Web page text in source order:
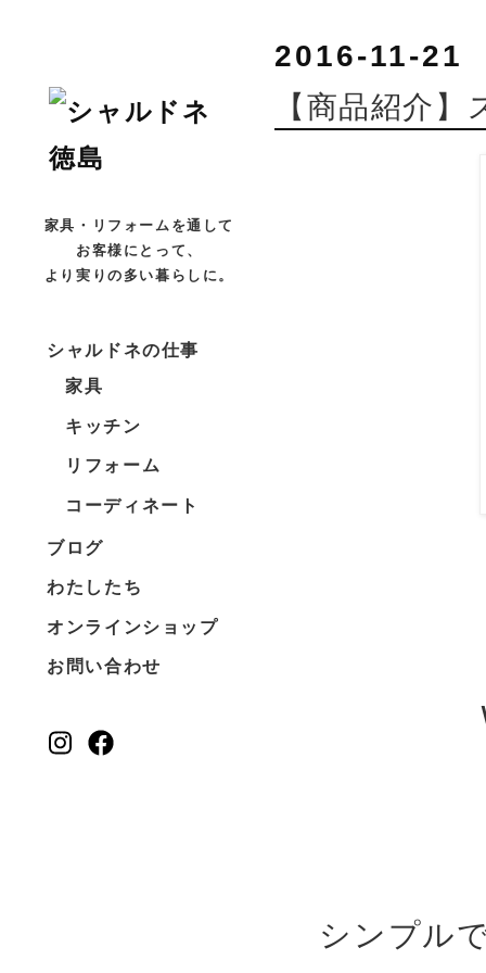
家具・リフォームを通して
お客様にとって、
より実りの多い暮らしに。
シャルドネの仕事
家具
キッチン
リフォーム
コーディネート
ブログ
わたしたち
オンラインショップ
お問い合わせ
2016-11-21
【商品紹介
シンプル